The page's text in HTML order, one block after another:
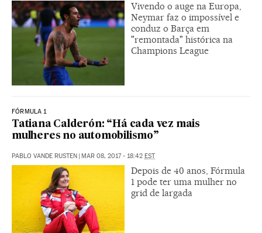
Vivendo o auge na Europa,
Neymar faz o impossível e
conduz o Barça em
"remontada" histórica na
Champions League
FÓRMULA 1
Tatiana Calderón: “Há cada vez mais
mulheres no automobilismo”
PABLO VANDE RUSTEN | MAR 08, 2017 - 18:42 EST
Depois de 40 anos, Fórmula
1 pode ter uma mulher no
grid de largada